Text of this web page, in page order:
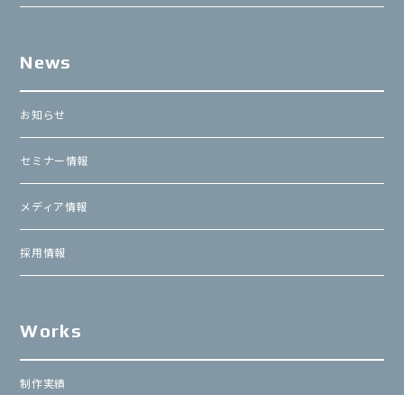
News
お知らせ
セミナー情報
メディア情報
採用情報
Works
制作実績